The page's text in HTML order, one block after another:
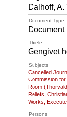
Dalhoff,
Document Type
Document
Thiele
Gengivet
Subjects
Cancelled
Commission
Room
Reliefs,
Works,
Persons